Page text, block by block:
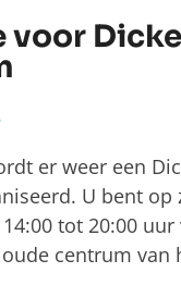
voor
er weer een
U bent op
tot 20:00
centrum van